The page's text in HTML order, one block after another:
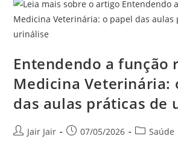
Entendendo a função
Medicina Veterinária:
das aulas práticas de
Jair Jair 07/05/2026 Saúde